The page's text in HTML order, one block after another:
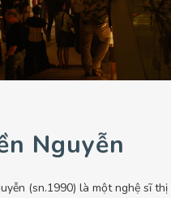
Nguyễn
(sn.1990) là một nghệ sĩ thị